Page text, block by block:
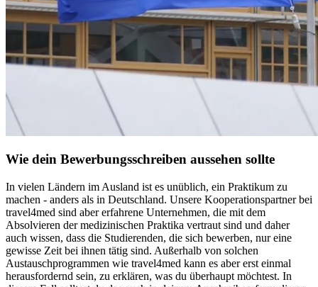
Wie dein Bewerbungsschreiben aussehen sollte
In vielen Ländern im Ausland ist es unüblich, ein Praktikum zu
machen - anders als in Deutschland. Unsere Kooperationspartner bei
travel4med sind aber erfahrene Unternehmen, die mit dem
Absolvieren der medizinischen Praktika vertraut sind und daher
auch wissen, dass die Studierenden, die sich bewerben, nur eine
gewisse Zeit bei ihnen tätig sind. Außerhalb von solchen
Austauschprogrammen wie travel4med kann es aber erst einmal
herausfordernd sein, zu erklären, was du überhaupt möchtest. In